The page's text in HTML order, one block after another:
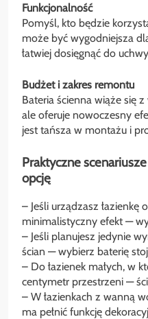
Funkcjonalność
Pomyśl, kto będzie
może być wygodniejsza
łatwiej dosięgnąć do
Budżet i zakres remontu
Bateria ścienna wiąże się
ale oferuje nowoczesny
jest tańsza w montażu i
Praktyczne
opcję
– Jeśli urządzasz łazienkę
minimalistyczny efekt —
– Jeśli planujesz jedynie
ścian — wybierz baterię
– Do łazienek małych, w
centymetr przestrzeni —
– W łazienkach z wanną
ma pełnić funkcję